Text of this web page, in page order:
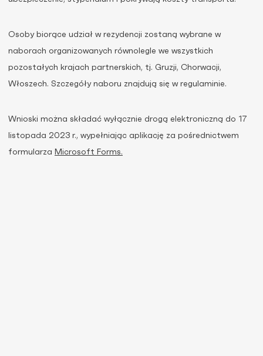
Osoby biorące udział w rezydencji zostaną wybrane w
naborach organizowanych równolegle we wszystkich
pozostałych krajach partnerskich, tj. Gruzji, Chorwacji,
Włoszech. Szczegóły naboru znajdują się w regulaminie.
Wnioski można składać wyłącznie drogą elektroniczną do 17
listopada 2023 r., wypełniając aplikację za pośrednictwem
formularza Microsoft Forms.